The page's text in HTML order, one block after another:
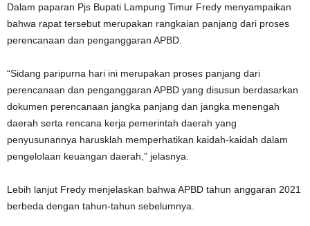
Dalam paparan Pjs Bupati Lampung Timur Fredy menyampaikan
bahwa rapat tersebut merupakan rangkaian panjang dari proses
perencanaan dan penganggaran APBD.
“Sidang paripurna hari ini merupakan proses panjang dari
perencanaan dan penganggaran APBD yang disusun berdasarkan
dokumen perencanaan jangka panjang dan jangka menengah
daerah serta rencana kerja pemerintah daerah yang
penyusunannya harusklah memperhatikan kaidah-kaidah dalam
pengelolaan keuangan daerah,” jelasnya.
Lebih lanjut Fredy menjelaskan bahwa APBD tahun anggaran 2021
berbeda dengan tahun-tahun sebelumnya.